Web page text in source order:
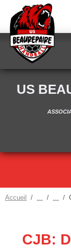
US
Accueil
CJB:
Panneau de